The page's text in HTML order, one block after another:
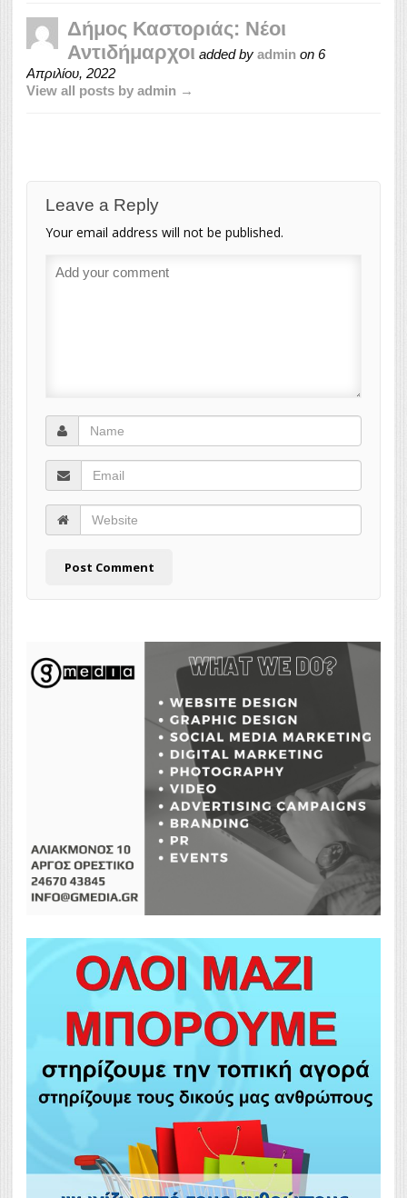
Δήμος Καστοριάς: Νέοι
Αντιδήμαρχοι added by admin on 6
Απριλίου, 2022
View all posts by admin →
Leave a Reply
Your email address will not be published.